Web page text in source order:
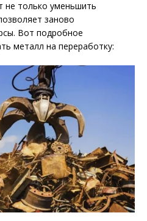
не только уменьшить
заново
Вот подробное
металл на переработку: